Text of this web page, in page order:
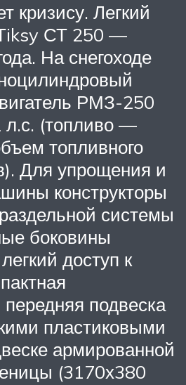
кризису. Легкий
СТ 250 —
На снегоходе
РМЗ-250
(топливо —
топливного
Для упрощения и
конструкторы
системы
боковины
доступ к
подвеска
пластиковыми
армированной
(3170х380